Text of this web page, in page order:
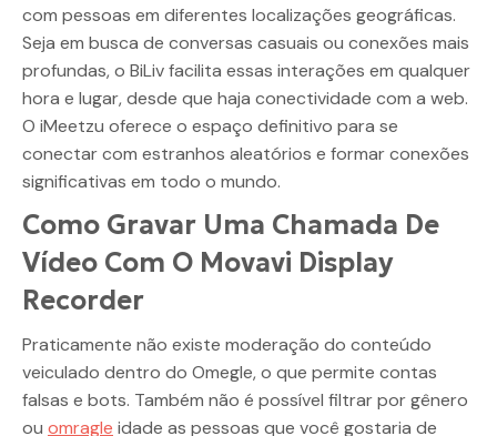
com pessoas em diferentes localizações geográficas.
Seja em busca de conversas casuais ou conexões mais
profundas, o BiLiv facilita essas interações em qualquer
hora e lugar, desde que haja conectividade com a web.
O iMeetzu oferece o espaço definitivo para se
conectar com estranhos aleatórios e formar conexões
significativas em todo o mundo.
Como Gravar Uma Chamada De
Vídeo Com O Movavi Display
Recorder
Praticamente não existe moderação do conteúdo
veiculado dentro do Omegle, o que permite contas
falsas e bots. Também não é possível filtrar por gênero
ou omragle idade as pessoas que você gostaria de